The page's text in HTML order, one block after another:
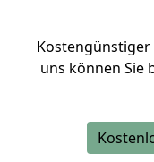
uns können Sie